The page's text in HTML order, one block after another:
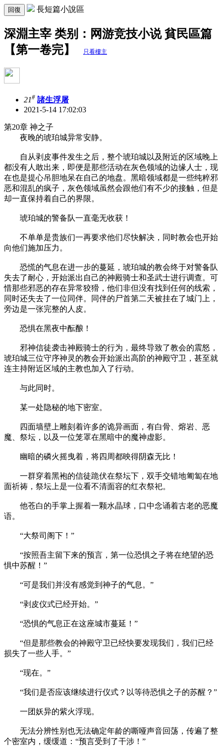
回復 長短篇小說區
深淵主宰 类别：网游竞技小说 貧民區篇
【第一卷完】
只看樓主
21# 諸生浮屠
2021-5-14 17:02:03
第20章 神之子
夜晚的琥珀城异常安静。
自从剥皮事件发生之后，整个琥珀城以及附近的区域晚上
都没有人敢出来，即便是那些活动在灰色领域的边缘人士，现
在也是提心吊胆地呆在自己的地盘。黑暗领域都是一些纯粹邪
恶和混乱的疯子，灰色领域虽然会跟他们有不少的接触，但是
却一直保持着自己的界限。
琥珀城的警备队一直毫无收获！
不单单是贵族们一再要求他们尽快解决，同时教会也开始
向他们施加压力。
恐慌的气息在进一步的蔓延，琥珀城的教会终于对警备队
失去了耐心，开始派出自己的神殿骑士和圣武士进行调查。可
惜那些邪恶的存在异常狡猾，他们非但没有找到任何的线索，
同时还失去了一位同伴。同伴的尸首第二天被挂在了城门上，
旁边是一张完整的人皮。
恐惧在黑夜中酝酿！
邪神信徒袭击神殿骑士的行为，最终导致了教会的震怒，
琥珀城三位守序神灵的教会开始派出高阶的神殿守卫，甚至就
连主持附近区域的主教也加入了行动。
与此同时。
某一处隐秘的地下密室。
四面墙壁上雕刻着许多的诡异画面，有白骨、熔岩、恶
魔、祭坛，以及一位笼罩在黑暗中的魔神虚影。
幽暗的磷火摇曳着，将四周都映得阴森无比！
一群穿着黑袍的信徒跪伏在祭坛下，双手交错地匍匐在地
面祈祷，祭坛上是一位看不清面容的红衣祭祀。
他苍白的手掌上握着一颗水晶球，口中念诵着古老的恶魔
语。
“大祭司阁下！”
“按照吾主留下来的预言，第一位恐惧之子将在绝望的恐
惧中苏醒！”
“可是我们并没有感觉到神子的气息。”
“剥皮仪式已经开始。”
“恐惧的气息正在这座城市蔓延！”
“但是那些教会的神殿守卫已经快要发现我们，我们已经
损失了一些人手。”
“现在。”
“我们是否应该继续进行仪式？以等待恐惧之子的苏醒？”
一团妖异的紫火浮现。
无法分辨性别也无法确定年龄的嘶哑声音回荡，传遍了整
个密室内，缓缓道：“预言受到了干涉！”